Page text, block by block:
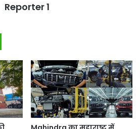
Reporter 1